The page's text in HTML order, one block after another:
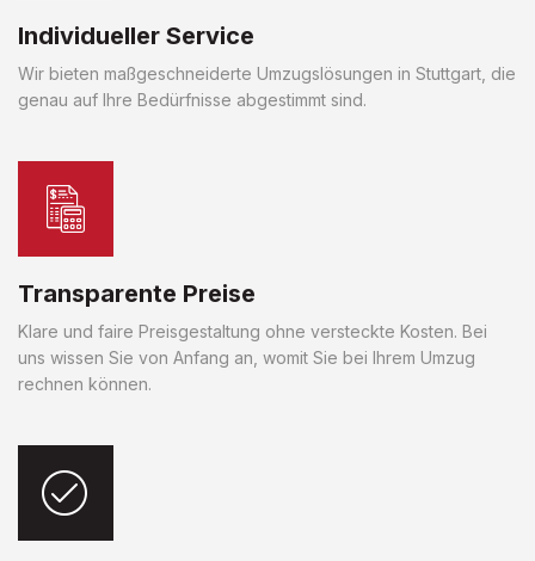
Individueller Service
Wir bieten maßgeschneiderte Umzugslösungen in Stuttgart, die
genau auf Ihre Bedürfnisse abgestimmt sind.
Transparente Preise
Klare und faire Preisgestaltung ohne versteckte Kosten. Bei
uns wissen Sie von Anfang an, womit Sie bei Ihrem Umzug
rechnen können.